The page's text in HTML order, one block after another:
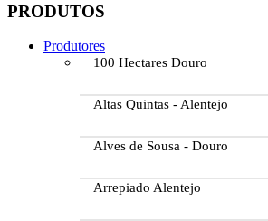
PRODUTOS
Produtores
100 Hectares Douro
Altas Quintas - Alentejo
Alves de Sousa - Douro
Arrepiado Alentejo